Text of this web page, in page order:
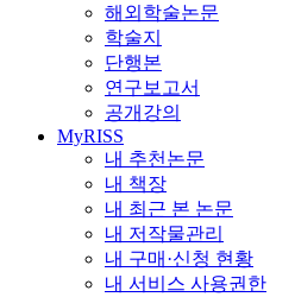
해외학술논문
학술지
단행본
연구보고서
공개강의
MyRISS
내 추천논문
내 책장
내 최근 본 논문
내 저작물관리
내 구매·신청 현황
내 서비스 사용권한